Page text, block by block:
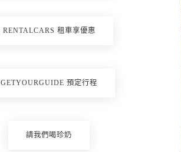
RENTALCARS 租車享優惠
GETYOURGUIDE 預定行程
請我們喝珍奶